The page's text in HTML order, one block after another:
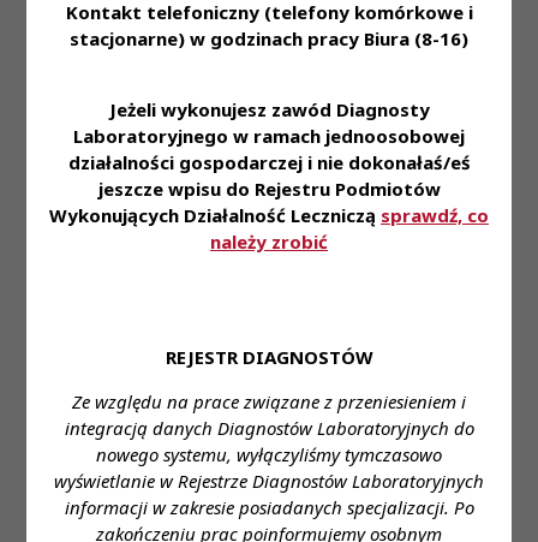
Kontakt telefoniczny (telefony komórkowe i
stacjonarne) w godzinach pracy Biura (8-16)
Jeżeli wykonujesz zawód Diagnosty
Laboratoryjnego w ramach jednoosobowej
działalności gospodarczej i nie dokonałaś/eś
jeszcze wpisu do Rejestru Podmiotów
Wykonujących Działalność Leczniczą sprawdź, co
należy zrobić
REJESTR DIAGNOSTÓW
Ze względu na prace związane z przeniesieniem i
integracją danych Diagnostów Laboratoryjnych do
nowego systemu, wyłączyliśmy tymczasowo
wyświetlanie w Rejestrze Diagnostów Laboratoryjnych
informacji w zakresie posiadanych specjalizacji. Po
zakończeniu prac poinformujemy osobnym
w sprawie wykreślenia
medycznego laboratorium
prowadzonej przez KRDL;
PKRDL -
Kadencja IV
-
Posiedzenie
Treść
Uchwała Nr 1/2-P/IV/2015
PKRDL z dnia 9 stycznia
2015r. w sprawie wpisu
medycznego laboratorium
Uchwały
PKRDL -
Kadencja IV
PKRDL -
Kadencja IV
-
Treść
P/IV/2017 PKRDL z dnia 11
w sprawie wpisu
medycznego laboratorium
diagnostycznego do
ewidencji laboratoriów
prowadzonej przez KRDL;
PKRDL -
Kadencja IV
PKRDL -
-
Posiedzenie
XXIX
Treść
Uchwała Nr 207/5-